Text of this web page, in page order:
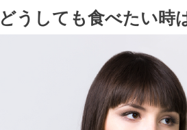
うしても食べたい時